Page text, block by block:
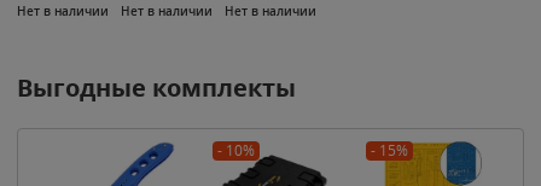
Нет в наличии Нет в наличии Нет в наличии
Выгодные комплекты
- 10% - 15%